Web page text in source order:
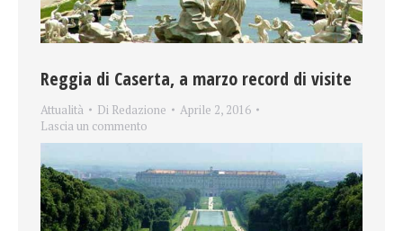
Reggia di Caserta, a marzo record di visite
Attualità Di Redazione
Aprile 2, 2016
Lascia un commento